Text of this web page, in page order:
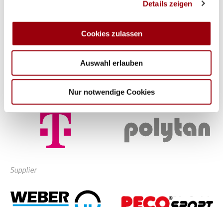
personalisieren, Funktionen für soziale Medien anbieten
soziale Medien, Werbung und Analysen weiter. Unsere
Partner führen diese Informationen möglicherweise mit
weiteren Daten zusammen, die Sie ihnen bereitgestellt
haben oder die sie im Rahmen Ihrer Nutzung der Dienste
Details zeigen
Cookies zulassen
Auswahl erlauben
Nur notwendige Cookies
Supplier